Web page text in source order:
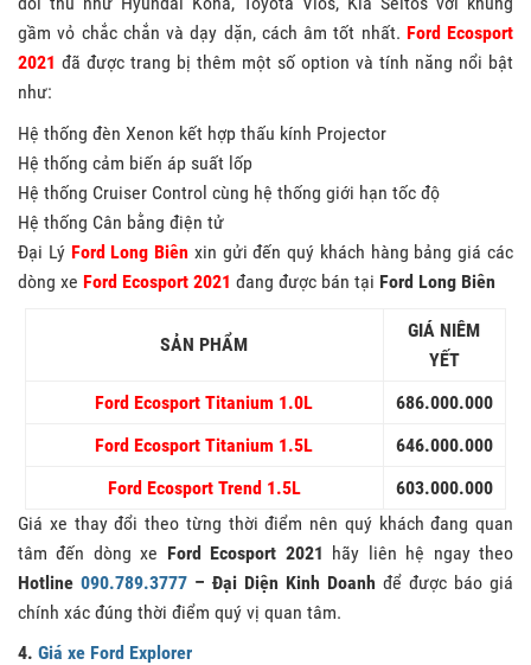
gầm vỏ chắc chắn và dạy dặn, cách âm tốt nhất. Ford Ecosport
2021 đã được trang bị thêm một số option và tính năng nổi bật
như:
Hệ thống đèn Xenon kết hợp thấu kính Projector
Hệ thống cảm biến áp suất lốp
Hệ thống Cruiser Control cùng hệ thống giới hạn tốc độ
Hệ thống Cân bằng điện tử
Đại Lý Ford Long Biên xin gửi đến quý khách hàng bảng giá các
dòng xe Ford Ecosport 2021 đang được bán tại Ford Long Biên
SẢN PHẨM
GIÁ NIÊM
YẾT
Ford Ecosport Titanium 1.0L
686.000.000
Ford Ecosport Titanium 1.5L
646.000.000
Ford Ecosport Trend 1.5L
603.000.000
Giá xe thay đổi theo từng thời điểm nên quý khách đang quan
tâm đến dòng xe Ford Ecosport 2021 hãy liên hệ ngay theo
Hotline 090.789.3777 – Đại Diện Kinh Doanh để được báo giá
chính xác đúng thời điểm quý vị quan tâm.
4. Giá xe Ford Explorer